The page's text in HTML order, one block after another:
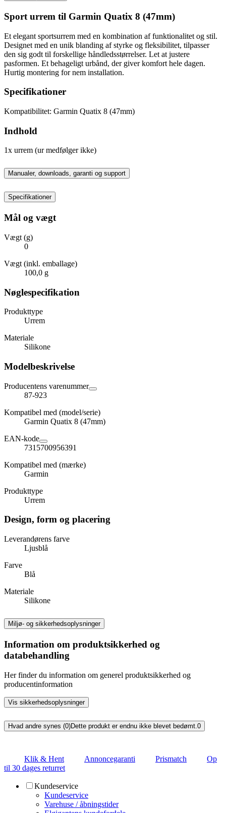
Sport urrem til Garmin Quatix 8 (47mm)
Et elegant sportsurrem med en kombination af funktionalitet og stil.
Designet med en unik blanding af styrke og fleksibilitet, tilpasser
den sig godt til forskellige håndledsstørrelser. Let at justere
pasformen. Et behageligt urbånd, der giver komfort hele dagen.
Hurtig montering for nem installation.
Specifikationer
Kompatibilitet: Garmin Quatix 8 (47mm)
Indhold
1x urrem (ur medfølger ikke)
Manualer, downloads, garanti og support
Specifikationer
Mål og vægt
Vægt (g)
0
Vægt (inkl. emballage)
100,0 g
Nøglespecifikation
Produkttype
Urrem
Materiale
Silikone
Modelbeskrivelse
Producentens varenummer
87-923
Kompatibel med (model/serie)
Garmin Quatix 8 (47mm)
EAN-kode
7315700956391
Kompatibel med (mærke)
Garmin
Produkttype
Urrem
Design, form og placering
Leverandørens farve
Ljusblå
Farve
Blå
Materiale
Silikone
Miljø- og sikkerhedsoplysninger
Information om produktsikkerhed og
databehandling
Her finder du information om generel produktsikkerhed og
producentinformation
Vis sikkerhedsoplysninger
Hvad andre synes (0)Dette produkt er endnu ikke blevet bedømt. 0
Klik & Hent Annoncegaranti Prismatch
Op
til 30 dages returret
Kundeservice
Kundeservice
Varehuse / åbningstider